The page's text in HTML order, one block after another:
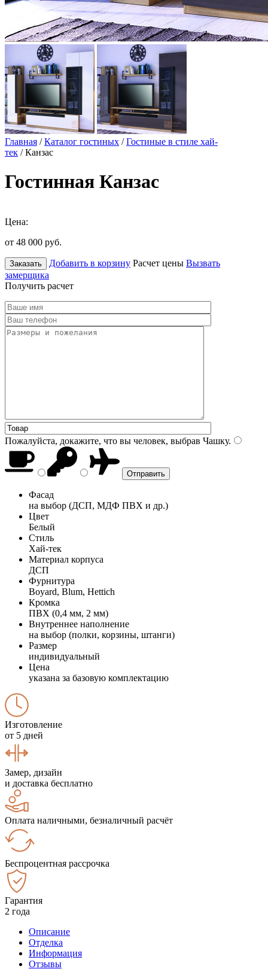
Главная /Каталог гостиных /Гостиные в стиле хай-
тек / Канзас
Гостинная Канзас
Цена:
от 48 000 руб.
Заказать Добавить в корзину Расчет цены Вызвать
замерщика
Получить расчет
Пожалуйста, докажите, что вы человек, выбрав Чашку.
Фасад
на выбор (ДСП, МДФ ПВХ и др.)
Цвет
Белый
Стиль
Хай-тек
Материал корпуса
ДСП
Фурнитура
Boyard, Blum, Hettich
Кромка
ПВХ (0,4 мм, 2 мм)
Внутреннее наполнение
на выбор (полки, корзины, штанги)
Размер
индивидуальный
Цена
указана за базовую комплектацию
Изготовление
от 5 дней
Замер, дизайн
и доставка бесплатно
Оплата наличными, безналичный расчёт
Беспроцентная рассрочка
Гарантия
2 года
Описание
Отделка
Информация
Отзывы